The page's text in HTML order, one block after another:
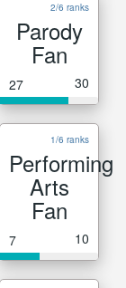
2/6 ranks
Parody
Fan
27 30
1/6 ranks
Performing
Arts
Fan
7 10